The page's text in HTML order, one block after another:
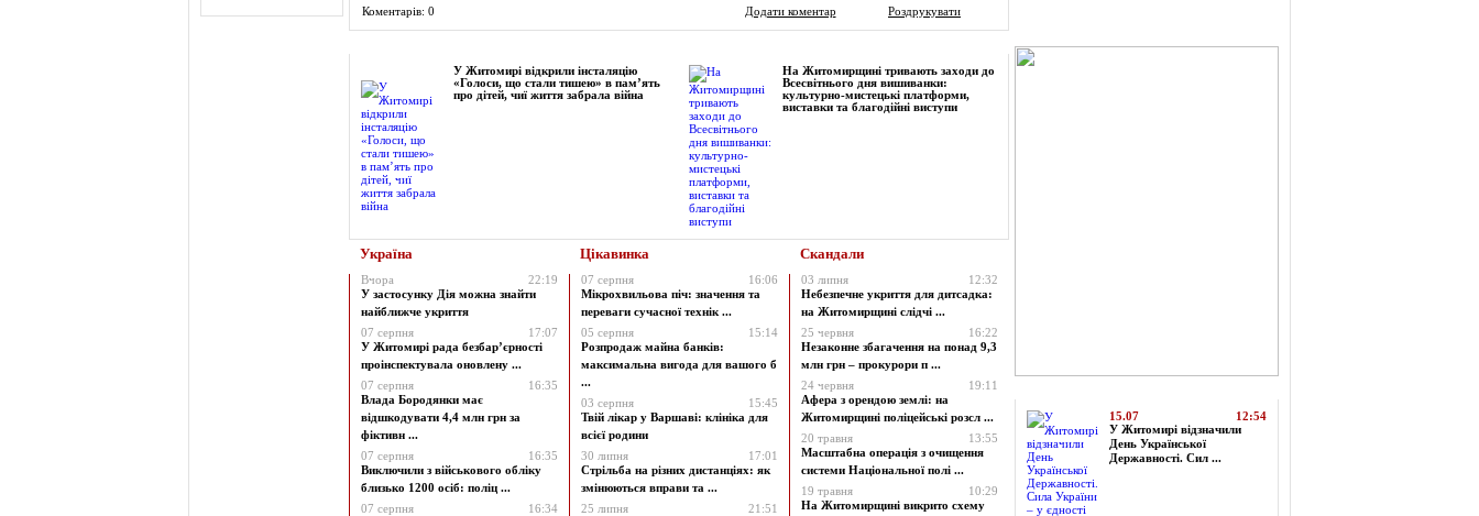
Коментарів: 0 Додати коментар Роздрукувати
У Житомирі відкрили інсталяцію
«Голоси, що стали тишею» в пам’ять
про дітей, чиї життя забрала війна
На Житомирщині тривають заходи до
Всесвітнього дня вишиванки:
культурно-мистецькі платформи,
виставки та благодійні виступи
Україна Цікавинка Скандали
Вчора
22:19
У застосунку Дія можна знайти
найближче укриття
07 серпня
17:07
У Житомирі рада безбар’єрності
проінспектувала оновлену ...
07 серпня
16:35
Влада Бородянки має
відшкодувати 4,4 млн грн за
фіктивн ...
07 серпня
16:35
Виключили з військового обліку
близько 1200 осіб: поліц ...
07 серпня
16:34
07 серпня
16:06
Мікрохвильова піч: значення та
переваги сучасної технік ...
05 серпня
15:14
Розпродаж майна банків:
максимальна вигода для вашого б
...
03 серпня
15:45
Твій лікар у Варшаві: клініка для
всієї родини
30 липня
17:01
Стрільба на різних дистанціях: як
змінюються вправи та ...
25 липня
21:51
03 липня
12:32
Небезпечне укриття для дитсадка:
на Житомирщині слідчі ...
25 червня
16:22
Незаконне збагачення на понад 9,3
млн грн – прокурори п ...
24 червня
19:11
Афера з орендою землі: на
Житомирщині поліцейські розсл ...
20 травня
13:55
Масштабна операція з очищення
системи Національної полі ...
19 травня
10:29
На Житомирщині викрито схему
15.07
12:54
У Житомирі відзначили
День Української
Державності. Сил ...